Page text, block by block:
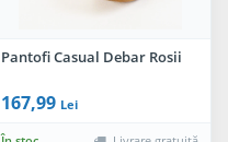
Pantofi Casual Debar Rosii
167,99 Lei